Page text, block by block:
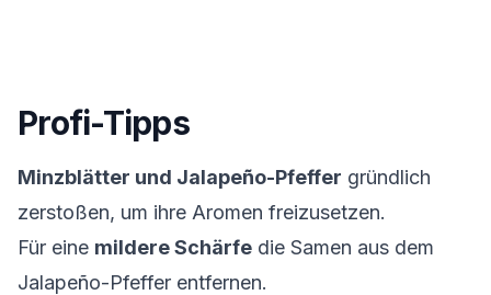
Profi-Tipps
Minzblätter und Jalapeño-Pfeffer gründlich
zerstoßen, um ihre Aromen freizusetzen.
Für eine mildere Schärfe die Samen aus dem
Jalapeño-Pfeffer entfernen.